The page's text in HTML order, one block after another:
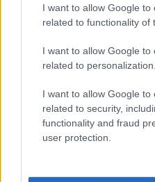
I want to allow Google to
related to functionality of
I want to allow Google to
related to personalization.
I want to allow Google to
related to security,
functionality and fraud
user protection.
formája! A mi miért nem
pohár nézőpontja, a félig
pedig nem magyar módi
miatt azért
ismerik a hátteret. Aztán,
valamit, elkezdik
Keveseknek tűnt fel a
igazgató 1988 óta volt az
ILYEN POZÍCIÓBA CSAK
EMBERT NEVEZTEK KI!
egy ellentétes nézetű